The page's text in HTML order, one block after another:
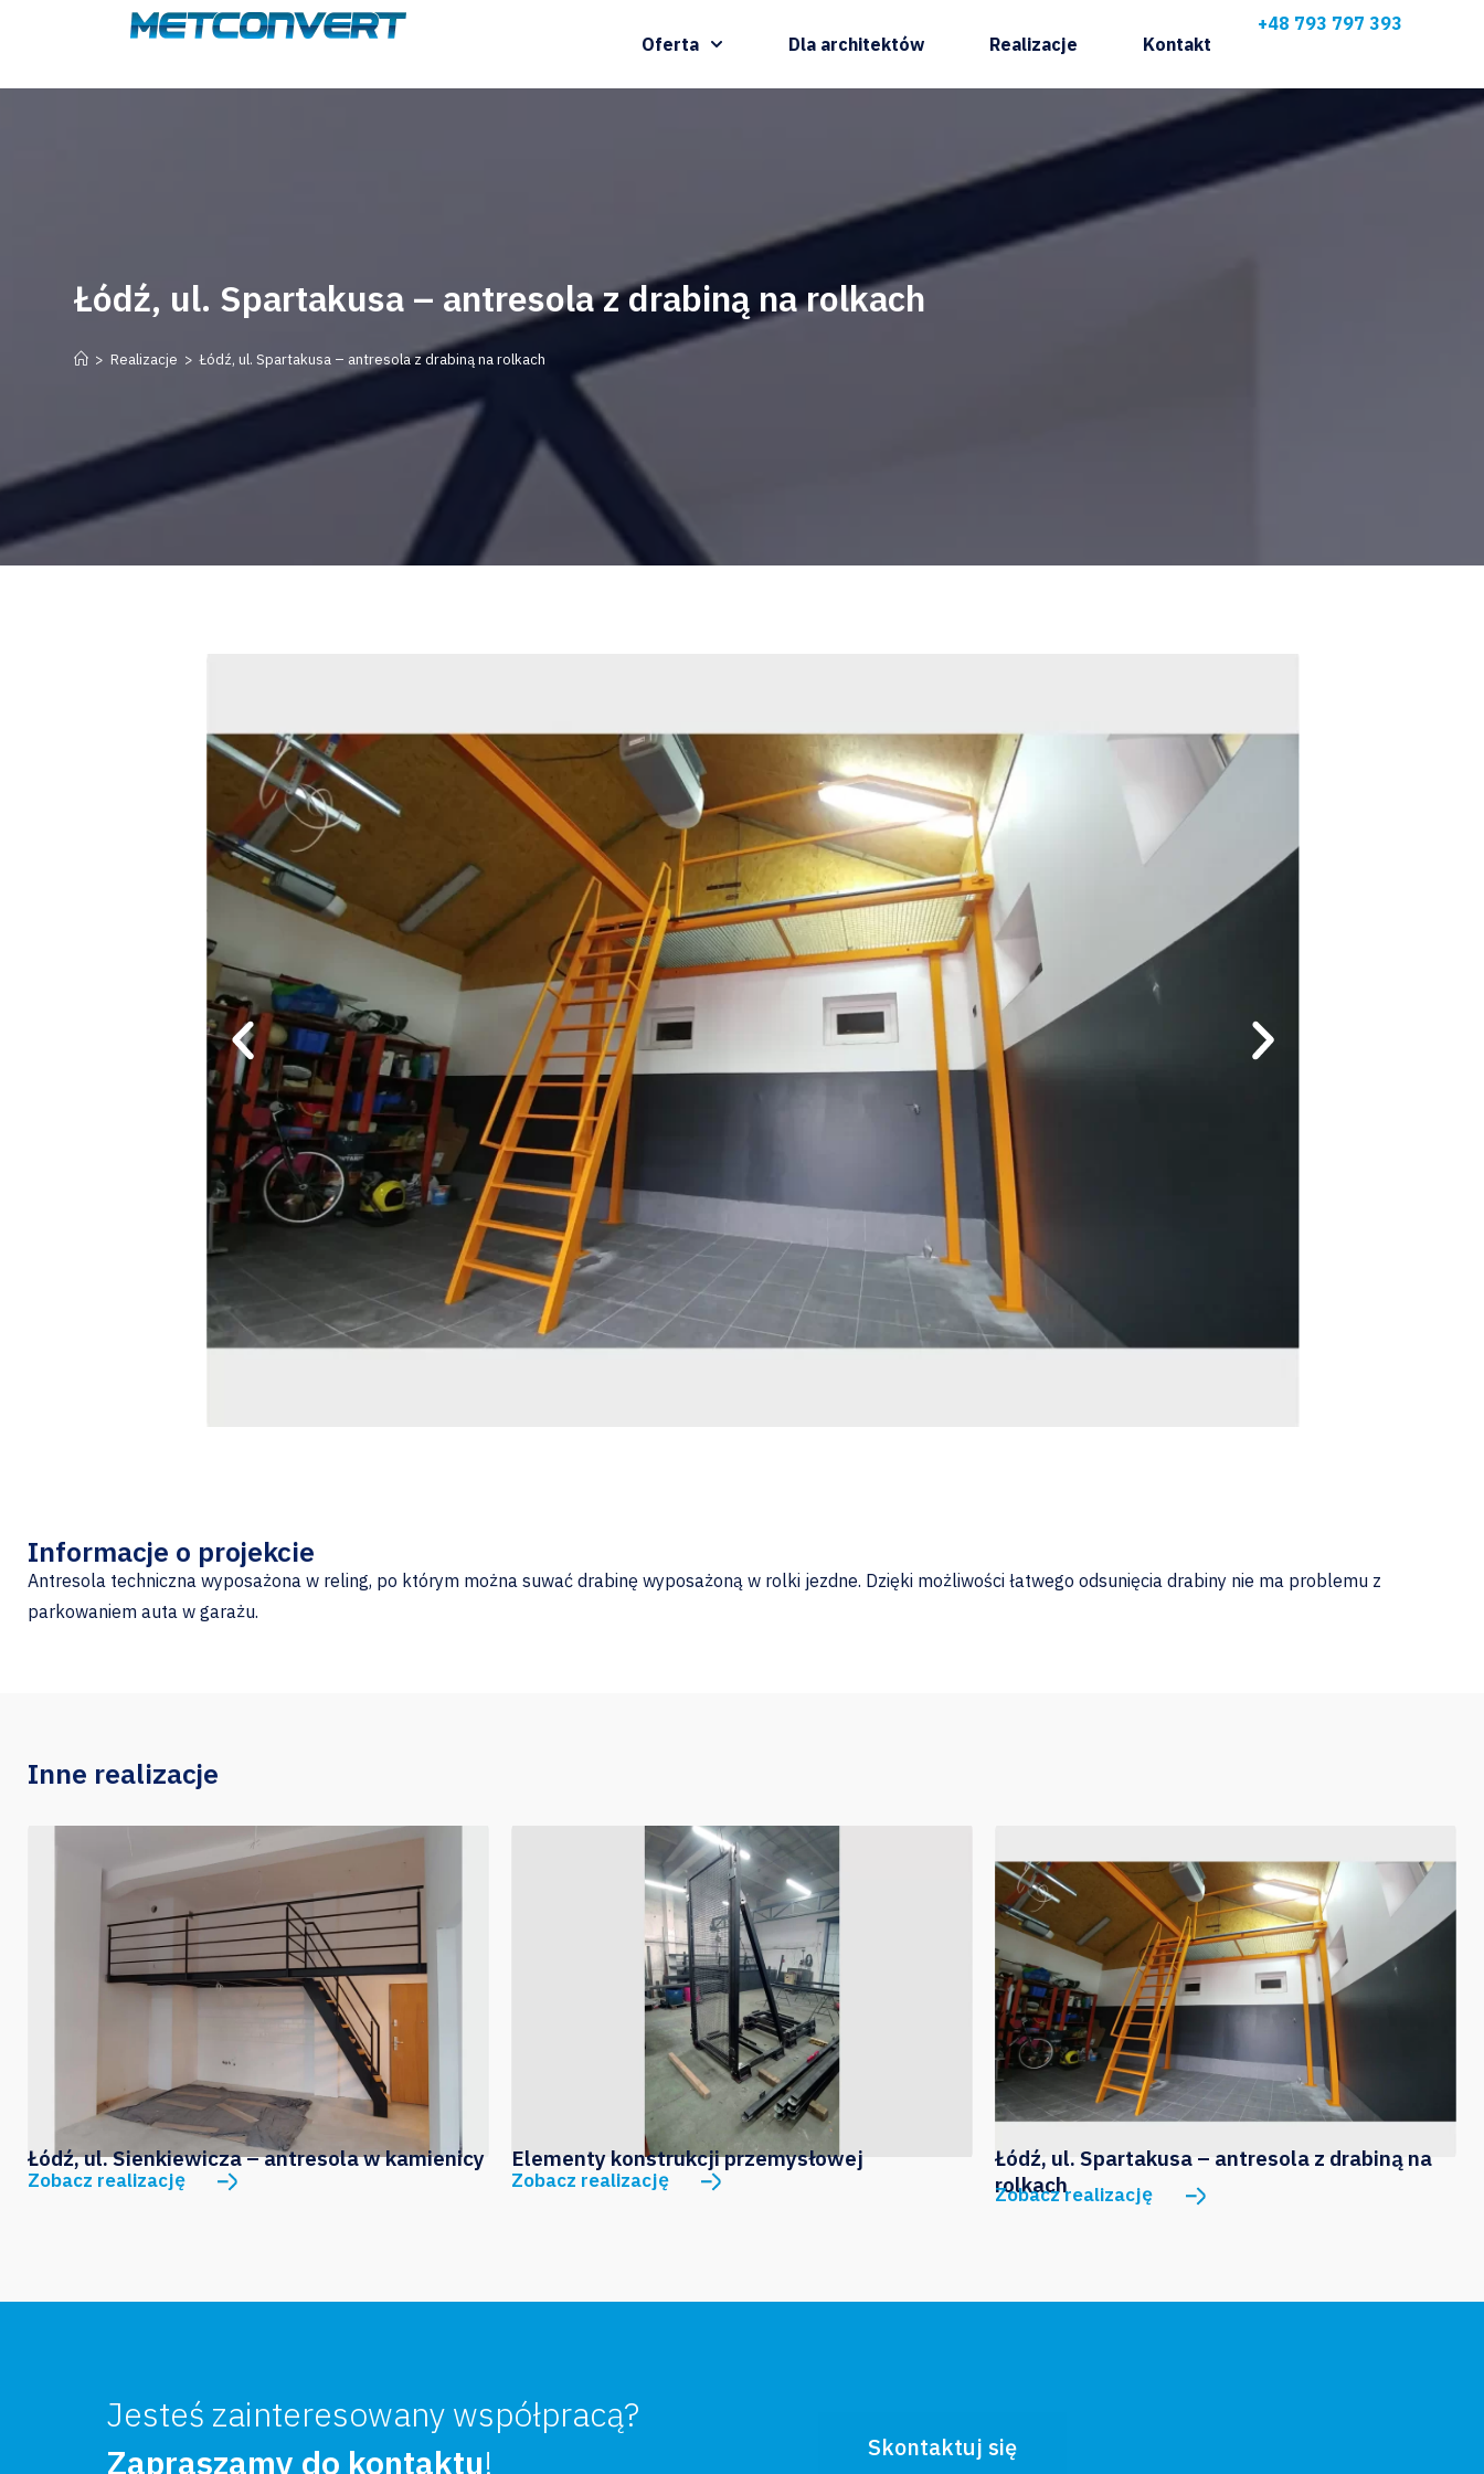
Oferta Dla architektów Realizacje Kontakt
+48 793 797 393
Łódź, ul. Spartakusa – antresola z drabiną na rolkach
> Realizacje > Łódź, ul. Spartakusa – antresola z drabiną na rolkach
Informacje o projekcie
Antresola techniczna wyposażona w reling, po którym można suwać drabinę wyposażoną w rolki jezdne. Dzięki możliwości łatwego odsunięcia drabiny nie ma problemu z
parkowaniem auta w garażu.
Inne realizacje
Łódź, ul. Sienkiewicza – antresola w kamienicy
Zobacz realizację
Elementy konstrukcji przemysłowej
Zobacz realizację
Łódź, ul. Spartakusa – antresola z drabiną na
rolkach
Zobacz realizację
Jesteś zainteresowany współpracą?
Zapraszamy do kontaktu! Skontaktuj się